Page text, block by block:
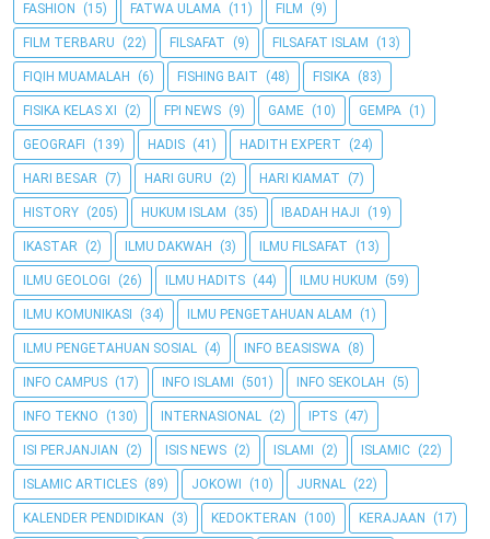
FASHION (15) FATWA ULAMA (11) FILM (9)
FILM TERBARU (22) FILSAFAT (9) FILSAFAT ISLAM (13)
FIQIH MUAMALAH (6) FISHING BAIT (48) FISIKA (83)
FISIKA KELAS XI (2) FPI NEWS (9) GAME (10) GEMPA (1)
GEOGRAFI (139) HADIS (41) HADITH EXPERT (24)
HARI BESAR (7) HARI GURU (2) HARI KIAMAT (7)
HISTORY (205) HUKUM ISLAM (35) IBADAH HAJI (19)
IKASTAR (2) ILMU DAKWAH (3) ILMU FILSAFAT (13)
ILMU GEOLOGI (26) ILMU HADITS (44) ILMU HUKUM (59)
ILMU KOMUNIKASI (34) ILMU PENGETAHUAN ALAM (1)
ILMU PENGETAHUAN SOSIAL (4) INFO BEASISWA (8)
INFO CAMPUS (17) INFO ISLAMI (501) INFO SEKOLAH (5)
INFO TEKNO (130) INTERNASIONAL (2) IPTS (47)
ISI PERJANJIAN (2) ISIS NEWS (2) ISLAMI (2) ISLAMIC (22)
ISLAMIC ARTICLES (89) JOKOWI (10) JURNAL (22)
KALENDER PENDIDIKAN (3) KEDOKTERAN (100) KERAJAAN (17)